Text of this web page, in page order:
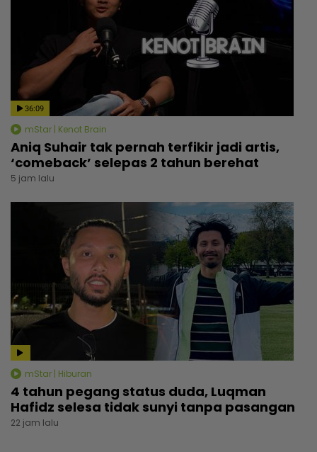
36:09
mStar | Kenot Brain
Aniq Suhair tak pernah terfikir jadi artis,
‘comeback’ selepas 2 tahun berehat
5 jam lalu
mStar | Hiburan
4 tahun pegang status duda, Luqman
Hafidz selesa tidak sunyi tanpa pasangan
22 jam lalu